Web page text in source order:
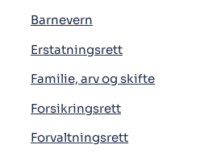
Barnevern
Erstatningsrett
Familie, arv og skifte
Forsikringsrett
Forvaltningsrett